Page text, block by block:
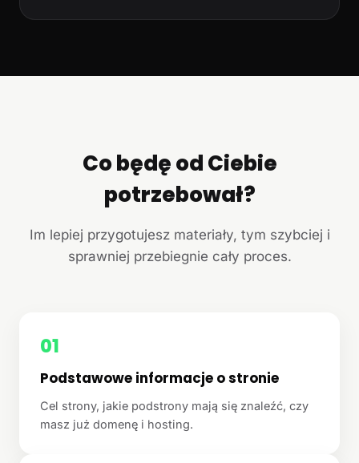
Co będę od Ciebie
potrzebował?
Im lepiej przygotujesz materiały, tym szybciej i
sprawniej przebiegnie cały proces.
01
Podstawowe informacje o stronie
Cel strony, jakie podstrony mają się znaleźć, czy
masz już domenę i hosting.